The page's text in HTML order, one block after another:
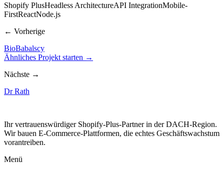
Shopify PlusHeadless ArchitectureAPI IntegrationMobile-
FirstReactNode.js
← Vorherige
BioBabalscy
Ähnliches Projekt starten →
Nächste →
Dr Rath
Ihr vertrauenswürdiger Shopify-Plus-Partner in der DACH-Region.
Wir bauen E-Commerce-Plattformen, die echtes Geschäftswachstum
vorantreiben.
Menü